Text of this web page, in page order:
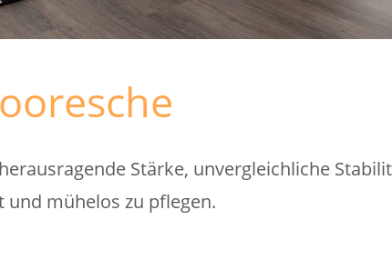
Stärke, unvergleichliche
und mühelos zu pflegen.